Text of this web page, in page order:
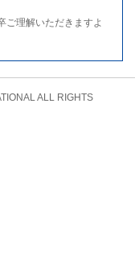
ご理解いただきますよ